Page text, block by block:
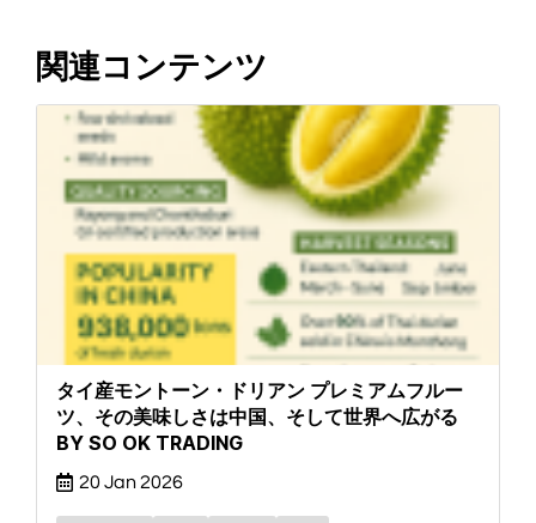
関連コンテンツ
タイ産モントーン・ドリアン プレミアムフルー
ツ、その美味しさは中国、そして世界へ広がる
BY SO OK TRADING
20 Jan 2026